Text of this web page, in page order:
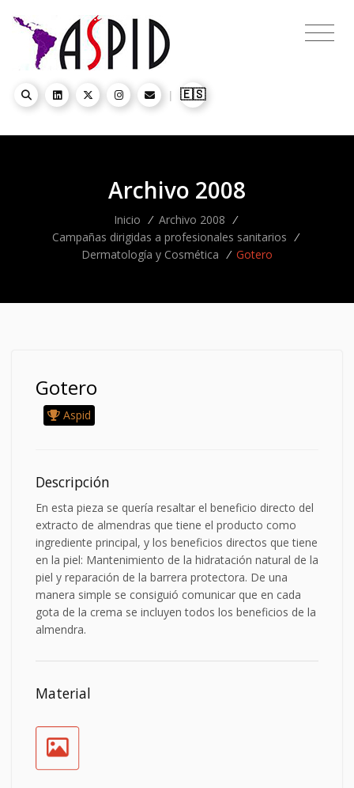
| 🇪🇸
Archivo 2008
Inicio / Archivo 2008 /
Campañas dirigidas a profesionales sanitarios /
Dermatología y Cosmética / Gotero
Gotero
Aspid
Descripción
En esta pieza se quería resaltar el beneficio directo del
extracto de almendras que tiene el producto como
ingrediente principal, y los beneficios directos que tiene
en la piel: Mantenimiento de la hidratación natural de la
piel y reparación de la barrera protectora. De una
manera simple se consiguió comunicar que en cada
gota de la crema se incluyen todos los beneficios de la
almendra.
Material